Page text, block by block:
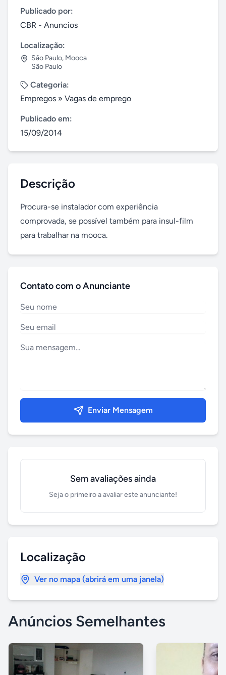
Publicado por:
CBR - Anuncios
Localização:
São Paulo, Mooca
São Paulo
Categoria:
Empregos » Vagas de emprego
Publicado em:
15/09/2014
Descrição
Procura-se instalador com experiência
comprovada, se possível também para insul-film
para trabalhar na mooca.
Contato com o Anunciante
Enviar Mensagem
Sem avaliações ainda
Seja o primeiro a avaliar este anunciante!
Localização
Ver no mapa (abrirá em uma janela)
Anúncios Semelhantes